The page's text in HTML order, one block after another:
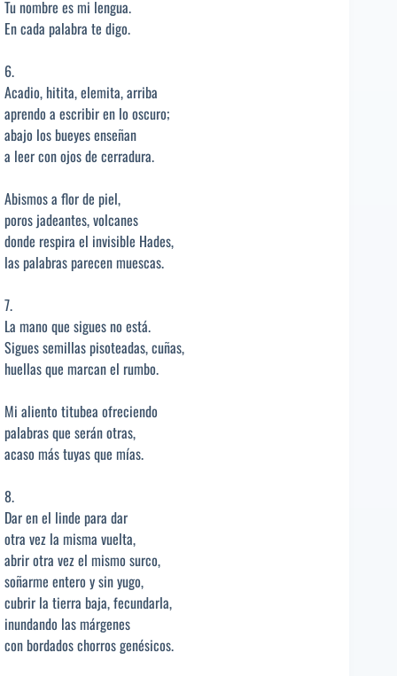
Tu nombre es mi lengua.
En cada palabra te digo.
6.
Acadio, hitita, elemita, arriba
aprendo a escribir en lo oscuro;
abajo los bueyes enseñan
a leer con ojos de cerradura.
Abismos a flor de piel,
poros jadeantes, volcanes
donde respira el invisible Hades,
las palabras parecen muescas.
7.
La mano que sigues no está.
Sigues semillas pisoteadas, cuñas,
huellas que marcan el rumbo.
Mi aliento titubea ofreciendo
palabras que serán otras,
acaso más tuyas que mías.
8.
Dar en el linde para dar
otra vez la misma vuelta,
abrir otra vez el mismo surco,
soñarme entero y sin yugo,
cubrir la tierra baja, fecundarla,
inundando las márgenes
con bordados chorros genésicos.